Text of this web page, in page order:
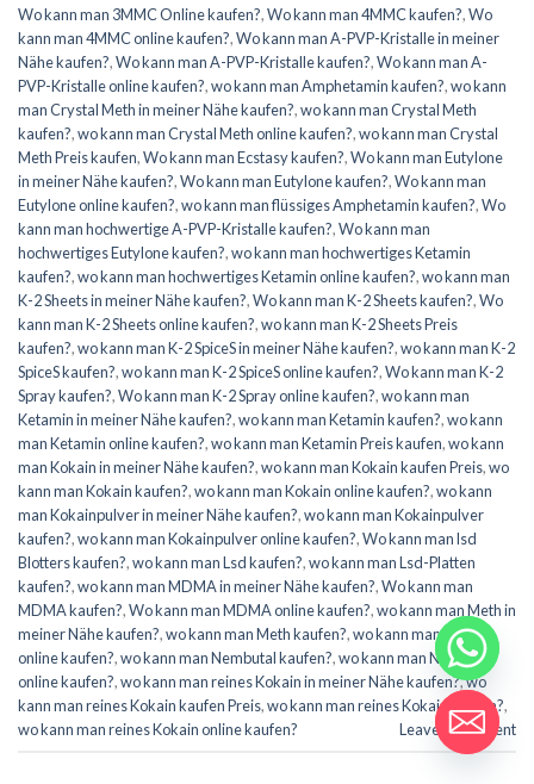
Wo kann man 3MMC Online kaufen?,Wo kann man 4MMC kaufen?,Wo
kann man 4MMC online kaufen?,Wo kann man A-PVP-Kristalle in meiner
Nähe kaufen?,Wo kann man A-PVP-Kristalle kaufen?,Wo kann man A-
PVP-Kristalle online kaufen?,wo kann man Amphetamin kaufen?,wo kann
man Crystal Meth in meiner Nähe kaufen?,wo kann man Crystal Meth
kaufen?,wo kann man Crystal Meth online kaufen?,wo kann man Crystal
Meth Preis kaufen,Wo kann man Ecstasy kaufen?,Wo kann man Eutylone
in meiner Nähe kaufen?,Wo kann man Eutylone kaufen?,Wo kann man
Eutylone online kaufen?,wo kann man flüssiges Amphetamin kaufen?,Wo
kann man hochwertige A-PVP-Kristalle kaufen?,Wo kann man
hochwertiges Eutylone kaufen?,wo kann man hochwertiges Ketamin
kaufen?,wo kann man hochwertiges Ketamin online kaufen?,wo kann man
K-2 Sheets in meiner Nähe kaufen?,Wo kann man K-2 Sheets kaufen?,Wo
kann man K-2 Sheets online kaufen?,wo kann man K-2 Sheets Preis
kaufen?,wo kann man K-2 SpiceS in meiner Nähe kaufen?,wo kann man K-2
SpiceS kaufen?,wo kann man K-2 SpiceS online kaufen?,Wo kann man K-2
Spray kaufen?,Wo kann man K-2 Spray online kaufen?,wo kann man
Ketamin in meiner Nähe kaufen?,wo kann man Ketamin kaufen?,wo kann
man Ketamin online kaufen?,wo kann man Ketamin Preis kaufen,wo kann
man Kokain in meiner Nähe kaufen?,wo kann man Kokain kaufen Preis,wo
kann man Kokain kaufen?,wo kann man Kokain online kaufen?,wo kann
man Kokainpulver in meiner Nähe kaufen?,wo kann man Kokainpulver
kaufen?,wo kann man Kokainpulver online kaufen?,Wo kann man lsd
Blotters kaufen?,wo kann man Lsd kaufen?,wo kann man Lsd-Platten
kaufen?,wo kann man MDMA in meiner Nähe kaufen?,Wo kann man
MDMA kaufen?,Wo kann man MDMA online kaufen?,wo kann man Meth in
meiner Nähe kaufen?,wo kann man Meth kaufen?,wo kann man Meth
online kaufen?,wo kann man Nembutal kaufen?,wo kann man Nembutal
online kaufen?,wo kann man reines Kokain in meiner Nähe kaufen?,wo
kann man reines Kokain kaufen Preis,wo kann man reines Kokain kaufen?,
wo kann man reines Kokain online kaufen?
Leave a comment